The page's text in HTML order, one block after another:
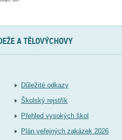
A TĚLOVÝCHOVY
Důležité odkazy
Školský rejstřík
Přehled vysokých škol
Plán veřejných zakázek 2026